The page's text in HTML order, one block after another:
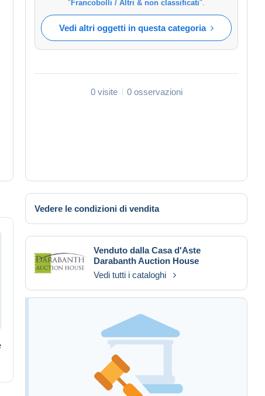
" Francobolli / Altri & non classificati".
Vedi altri oggetti in questa categoria
0 visite 0 osservazioni
Vedere le condizioni di vendita
Venduto dalla Casa d'Aste
Darabanth Auction House
Vedi tutti i cataloghi